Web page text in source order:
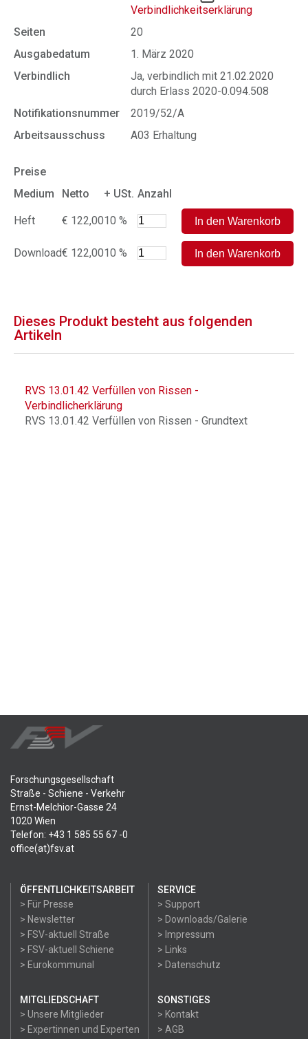
Verbindlichkeitserklärung
Seiten
20
Ausgabedatum
1. März 2020
Verbindlich
Ja, verbindlich mit 21.02.2020
durch Erlass 2020-0.094.508
Notifikationsnummer
2019/52/A
Arbeitsausschuss
A03 Erhaltung
Preise
Medium
Netto + USt. Anzahl
Heft € 122,0010 %
Download€ 122,0010 %
Dieses Produkt besteht aus folgenden
Artikeln
RVS 13.01.42 Verfüllen von Rissen -
Verbindlicherklärung
RVS 13.01.42 Verfüllen von Rissen - Grundtext
Forschungsgesellschaft
Straße - Schiene - Verkehr
Ernst-Melchior-Gasse 24
1020 Wien
Telefon: +43 1 585 55 67 -0
office(at)fsv.at
ÖFFENTLICHKEITSARBEIT
> Für Presse
> Newsletter
> FSV-aktuell Straße
> FSV-aktuell Schiene
> Eurokommunal
SERVICE
> Support
> Downloads/Galerie
> Impressum
> Links
> Datenschutz
MITGLIEDSCHAFT
> Unsere Mitglieder
> Expertinnen und Experten
SONSTIGES
> Kontakt
> AGB